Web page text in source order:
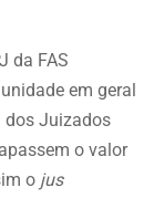
da FAS
em geral
dos Juizados
o valor
o jus